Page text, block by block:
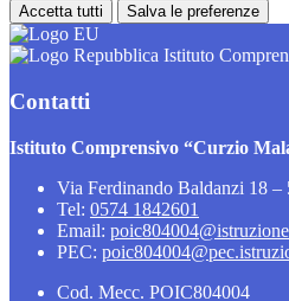
Accetta tutti Salva le preferenze
Istituto
Contatti
Istituto Comprensivo “Curzio
Via Ferdinando Baldanzi 18 –
Tel: 0574 1842601
Email:
PEC:
Cod. Mecc. POIC804004